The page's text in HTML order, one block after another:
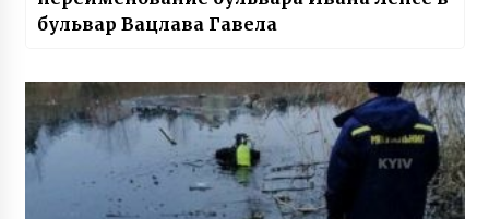
бульвар Вацлава Гавела